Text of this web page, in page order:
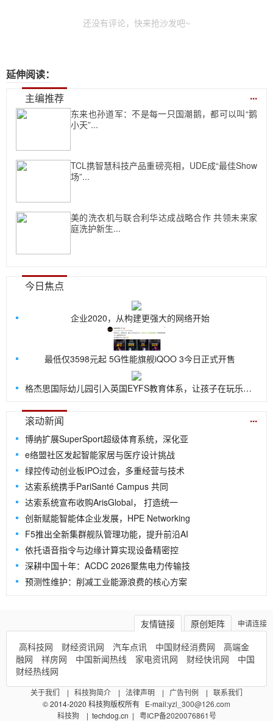
还没有评论，快来抢沙发吧~
延伸阅读：
主编推荐
...
东来也孙道军：不是每一只国潮鹅，都可以叫“鹅
小天”...
TCL携智慧科技产品重磅亮相，UDE成“最佳Show
场”...
美的洗衣机与联合利华达成战略合作 共领未来家
庭洗护新生...
今日焦点
企业2020，从构建更强大的网络开始
最低仅3598元起 5G性能旗舰iQOO 3今日正式开售
格杰思国际幼儿园引入英国EYFS教育体系，让孩子在玩乐中探索世界
滚动新闻 ...
博纳扩展SuperSport超级体育系统，深化亚
e络盟社区发起智能家居与医疗设计挑战
绿控传动创业板IPO过会，多重经营与技术
达索系统携手PariSanté Campus 共同
达索系统宣布收购ArisGlobal， 打造统一
创新赋能智能体企业发展，HPE Networking
F5推出全新集群舰队管理功能，提升前沿AI
依托语音指令与边缘计算实现设备精密控
深耕中国十年：ACDC 2026聚焦电力传输技
预测性维护：削减工业能源浪费的核心方案
申请连接
友情链接
原创矩阵
高科技网
财经资讯网 汽车点讯 中国财经消费网
高端金
融网
祥房网 中国新闻热线 家电资讯网 财经快讯网
中国
财经热线网
关于我们 | 科技狗简介 | 法律声明 | 广告刊例 | 联系我们
© 2014-2020 科技狗版权所有 E-mail:yzl_300@126.com
科技狗| techdog.cn | 粤ICP备2020076861号